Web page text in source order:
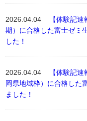
2026.04.04
【体験記
期）に合格した富士ゼミ
した！
2026.04.04
【体験記
岡県地域枠）に合格した
ました！